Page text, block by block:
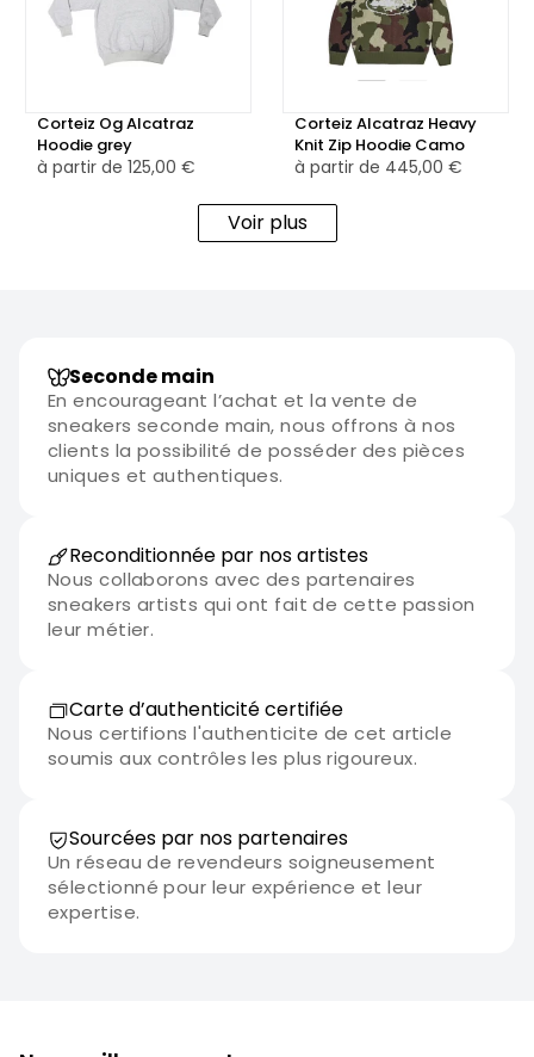
Corteiz Og Alcatraz
Hoodie grey
à partir de 125,00 €
Corteiz Alcatraz Heavy
Knit Zip Hoodie Camo
à partir de 445,00 €
Voir plus
Seconde main
En encourageant l’achat et la vente de
sneakers seconde main, nous offrons à nos
clients la possibilité de posséder des pièces
uniques et authentiques.
Reconditionnée par nos artistes
Nous collaborons avec des partenaires
sneakers artists qui ont fait de cette passion
leur métier.
Carte d’authenticité certifiée
Nous certifions l'authenticite de cet article
soumis aux contrôles les plus rigoureux.
Sourcées par nos partenaires
Un réseau de revendeurs soigneusement
sélectionné pour leur expérience et leur
expertise.